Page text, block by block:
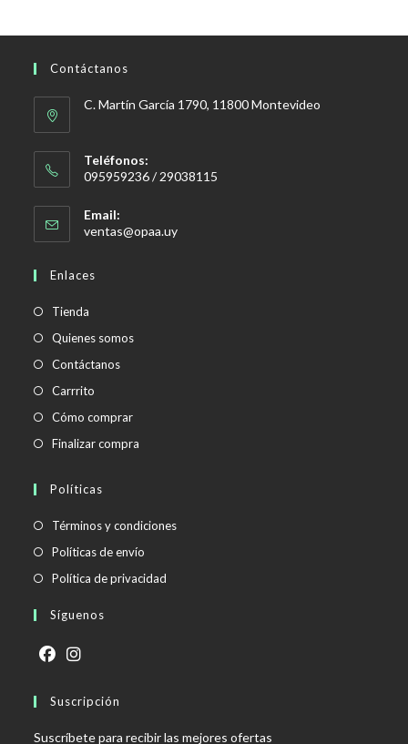
Contáctanos
C. Martín García 1790, 11800 Montevideo
Teléfonos:
095959236 / 29038115
Email:
ventas@opaa.uySe
Enlaces
Tienda
Quienes somos
Contáctanos
Carrrito
Cómo comprar
Finalizar compra
Políticas
Términos y condicionesSe
Políticas de envío
abre
Política de privacidad
Síguenos
abre abre
Suscripción
Suscríbete para recibir las mejores ofertas